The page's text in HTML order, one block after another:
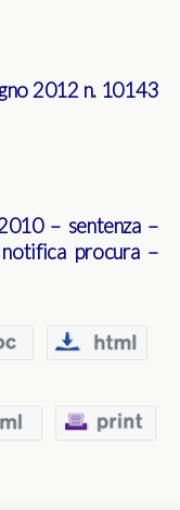
2012 n. 10143
– sentenza –
procura –